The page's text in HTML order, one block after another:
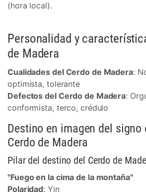
(hora local).
Personalidad y
de Madera
Cualidades del Cerdo de Madera:
optimista, tolerante
Defectos del Cerdo de Madera:
conformista, terco, crédulo
Destino en imagen del signo
Cerdo de Madera
Pilar del destino del Cerdo de
"Fuego en la cima de la montaña"
Polaridad: Yin